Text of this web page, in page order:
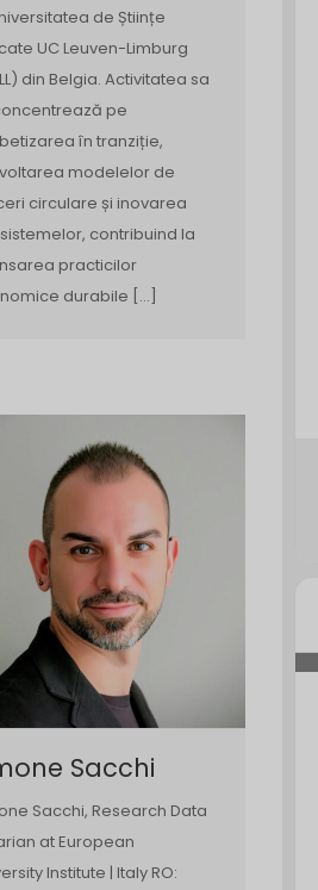
de Științe
UC Leuven-Limburg
din Belgia. Activitatea sa
pe
în tranziție,
modelelor de
circulare și inovarea
contribuind la
practicilor
durabile […]
Sacchi
Sacchi, Research Data
at European
Institute | Italy RO: